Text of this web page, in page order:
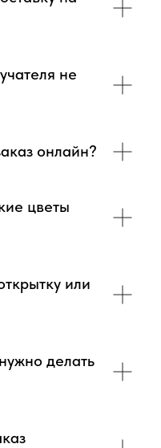
не
онлайн?
цветы
или
делать